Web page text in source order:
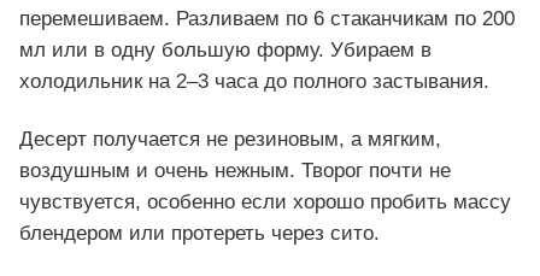
перемешиваем. Разливаем по 6 стаканчикам по 200
мл или в одну большую форму. Убираем в
холодильник на 2–3 часа до полного застывания.
Десерт получается не резиновым, а мягким,
воздушным и очень нежным. Творог почти не
чувствуется, особенно если хорошо пробить массу
блендером или протереть через сито.